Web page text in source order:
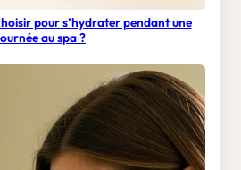
pour s’hydrater pendant une
au spa ?